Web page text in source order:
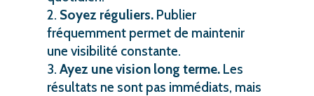
Soyez réguliers.Publier
fréquemment permet de maintenir
une visibilité constante.
Ayez une vision long terme.Les
résultats ne sont pas immédiats, mais